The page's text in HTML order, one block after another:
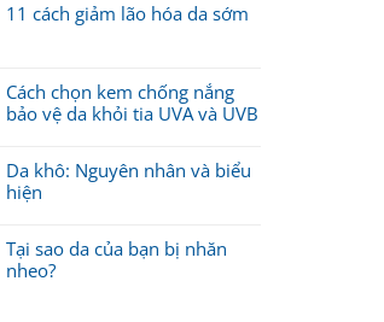
11 cách giảm lão hóa da sớm
Cách chọn kem chống nắng
bảo vệ da khỏi tia UVA và UVB
Da khô: Nguyên nhân và biểu
hiện
Tại sao da của bạn bị nhăn
nheo?
trị (5 ống x 7ml) quantity